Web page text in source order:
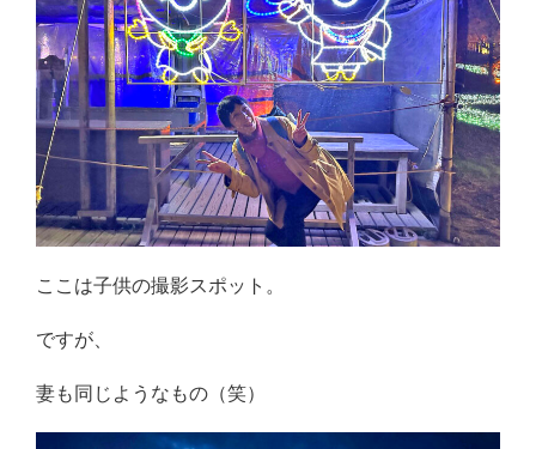
ここは子供の撮影スポット。
ですが、
妻も同じようなもの（笑）